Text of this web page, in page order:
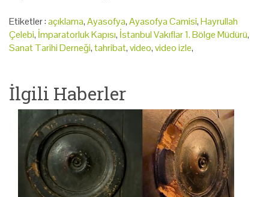
Etiketler :açıklama,Ayasofya,Ayasofya Camisi,Hayrullah
Çelebi, İmparatorluk Kapısı, İstanbul Vakıflar 1. Bölge Müdürü,
Sanat Tarihi Derneği,tahribat,video,video izle,
İlgili Haberler